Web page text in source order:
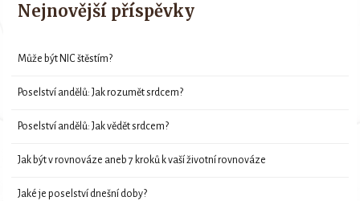
Nejnovější příspěvky
Může být NIC štěstím?
Poselství andělů: Jak rozumět srdcem?
Poselství andělů: Jak vědět srdcem?
Jak být v rovnováze aneb 7 kroků k vaší životní rovnováze
Jaké je poselství dnešní doby?